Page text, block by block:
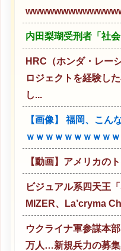
内田梨瑚受刑者「社
HRC（ホンダ・レー
ロジェクトを経験し
し...
【画像】 福岡、こん
ｗｗｗｗｗｗｗｗｗ
【動画】アメリカの
ビジュアル系四天王
MIZER、La’cryma
ウクライナ軍参謀本
万人…新規兵力の募